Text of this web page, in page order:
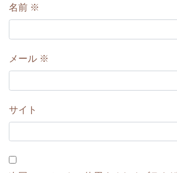
名前 ※
メール ※
サイト